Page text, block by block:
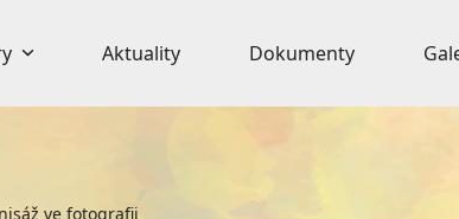
Aktuality Dokumenty
ve fotografii